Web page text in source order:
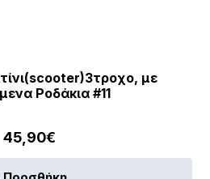
με
Ροδάκια #11
45,90€